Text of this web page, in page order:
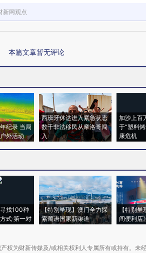
新网观点
本篇文章暂无评论
纪录 当局
外活动
西班牙休达进入紧急状态
数千非法移民从摩洛哥闯
入
加沙上百
于“塑料
康危机
寻找100种
式·第一对
【特别呈现】澳门全力探
索葡语国家新渠道
【特别
间便利店
权为财新传媒及/或相关权利人专属所有或持有。未